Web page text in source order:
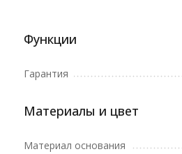
Функции
Гарантия
Материалы и цвет
Материал основания